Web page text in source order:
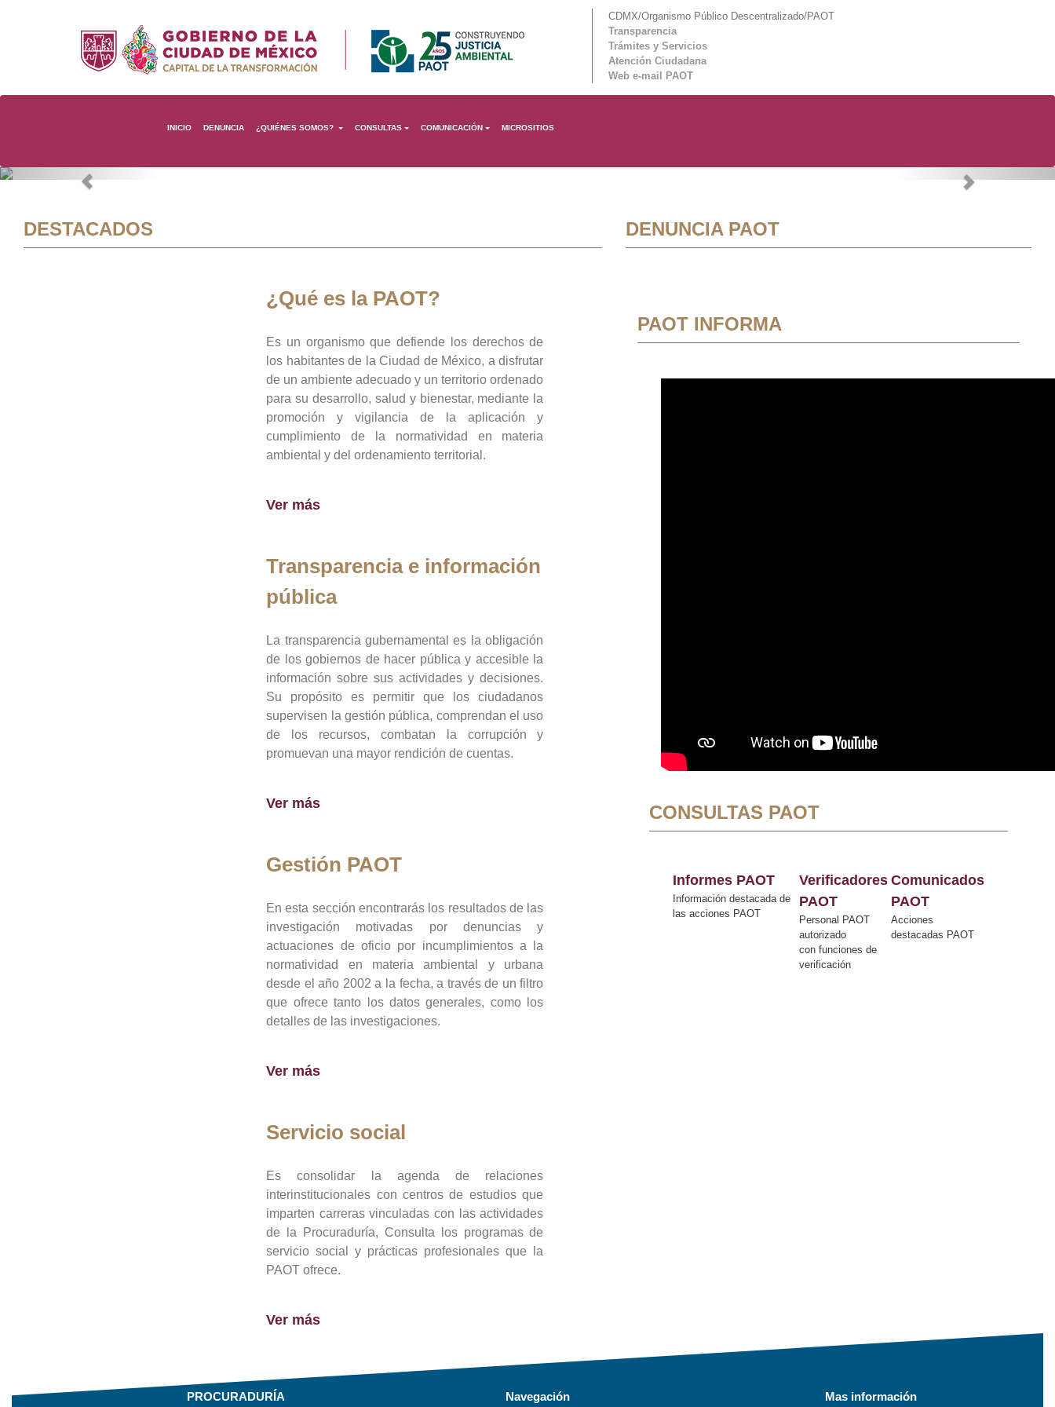
CDMX/Organismo Público Descentralizado/PAOT
Transparencia
Trámites y Servicios
Atención Ciudadana
Web e-mail PAOT
INICIO DENUNCIA ¿QUIÉNES SOMOS? CONSULTAS COMUNICACIÓN MICROSITIOS
Previous Next
DESTACADOS
¿Qué es la PAOT?
Es un organismo que defiende los derechos de
los habitantes de la Ciudad de México, a disfrutar
de un ambiente adecuado y un territorio ordenado
para su desarrollo, salud y bienestar, mediante la
promoción y vigilancia de la aplicación y
cumplimiento de la normatividad en materia
ambiental y del ordenamiento territorial.
Ver más
Transparencia e información
pública
La transparencia gubernamental es la obligación
de los gobiernos de hacer pública y accesible la
información sobre sus actividades y decisiones.
Su propósito es permitir que los ciudadanos
supervisen la gestión pública, comprendan el uso
de los recursos, combatan la corrupción y
promuevan una mayor rendición de cuentas.
Ver más
Gestión PAOT
En esta sección encontrarás los resultados de las
investigación motivadas por denuncias y
actuaciones de oficio por incumplimientos a la
normatividad en materia ambiental y urbana
desde el año 2002 a la fecha, a través de un filtro
que ofrece tanto los datos generales, como los
detalles de las investigaciones.
Ver más
Servicio social
Es consolidar la agenda de relaciones
interinstitucionales con centros de estudios que
imparten carreras vinculadas con las actividades
de la Procuraduría, Consulta los programas de
servicio social y prácticas profesionales que la
PAOT ofrece.
Ver más
DENUNCIA PAOT
PAOT INFORMA
CONSULTAS PAOT
Informes PAOT
Información destacada de
las acciones PAOT
Verificadores
PAOT
Personal PAOT
autorizado
con funciones de
verificación
Comunicados
PAOT
Acciones
destacadas PAOT
PROCURADURÍA Navegación Mas información